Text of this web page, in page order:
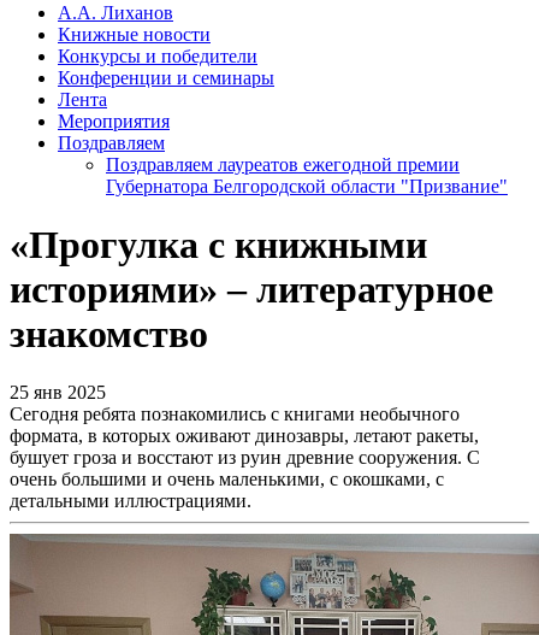
А.А. Лиханов
Книжные новости
Конкурсы и победители
Конференции и семинары
Лента
Мероприятия
Поздравляем
Поздравляем лауреатов ежегодной премии
Губернатора Белгородской области "Призвание"
«Прогулка с книжными
историями» – литературное
знакомство
25 янв 2025
Сегодня ребята познакомились с книгами необычного
формата, в которых оживают динозавры, летают ракеты,
бушует гроза и восстают из руин древние сооружения. С
очень большими и очень маленькими, с окошками, с
детальными иллюстрациями.